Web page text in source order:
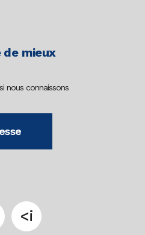
de mieux
nous connaissons
<i